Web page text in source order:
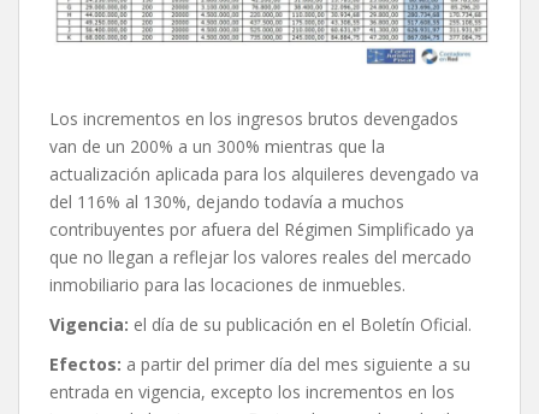
Los incrementos en los ingresos brutos devengados
van de un 200% a un 300% mientras que la
actualización aplicada para los alquileres devengado va
del 116% al 130%, dejando todavía a muchos
contribuyentes por afuera del Régimen Simplificado ya
que no llegan a reflejar los valores reales del mercado
inmobiliario para las locaciones de inmuebles.
Vigencia: el día de su publicación en el Boletín Oficial.
Efectos: a partir del primer día del mes siguiente a su
entrada en vigencia, excepto los incrementos en los